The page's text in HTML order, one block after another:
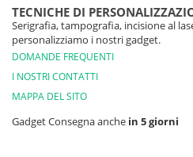
TECNICHE DI
Serigrafia, tampografia, incisione al
personalizziamo i nostri gadget.
DOMANDE FREQUENTI
I NOSTRI CONTATTI
MAPPA DEL SITO
Gadget Consegna anche in 5 giorni